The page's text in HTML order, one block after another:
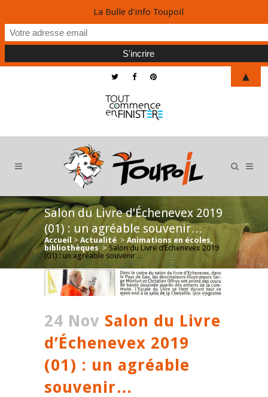
Salon du Livre d’Échenevex 2019
(01) : un agréable souvenir…
Accueil > Actualité > Animations en écoles,
bibliothèques > Salon du Livre d’Échenevex 2019
(01) : un agréable souvenir…
24 Nov Salon du Livre
d’Échenevex 2019
(01) : un agréable
souvenir…
La Bulle d'info Toupoil
▲